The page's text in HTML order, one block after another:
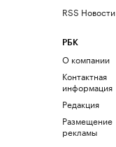
RSS Новости
РБК
О компании
Контактная
информация
Редакция
Размещение
рекламы